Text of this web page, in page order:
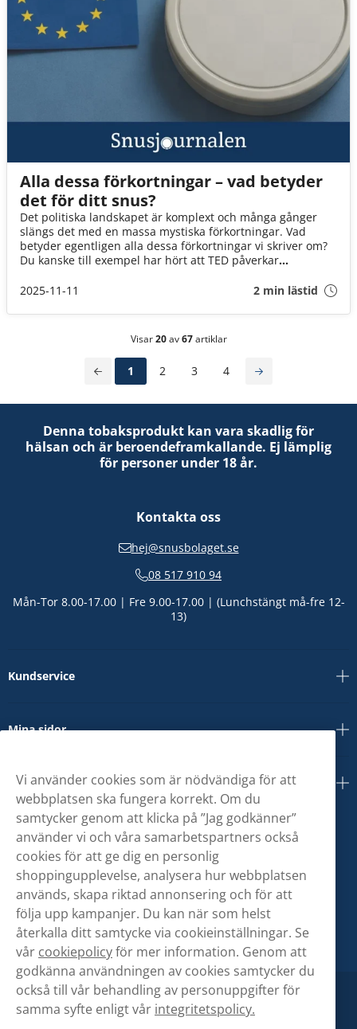
Alla dessa förkortningar – vad betyder
det för ditt snus?
Det politiska landskapet är komplext och många gånger
slängs det med en massa mystiska förkortningar. Vad
betyder egentligen alla dessa förkortningar vi skriver om?
Du kanske till exempel har hört att TED påverkar
påsar? Här kommer en guide som gör dig till en lagom
2025-11-11 2 min lästid
Visar20av67artiklar
1 2 3 4
Denna tobaksprodukt kan vara skadlig för
hälsan och är beroendeframkallande. Ej lämplig
för personer under 18 år.
Kontakta oss
hej@snusbolaget.se
08 517 910 94
Mån-Tor 8.00-17.00 | Fre 9.00-17.00 | (Lunchstängt må-fre 12-
13)
Kundservice
Mina sidor
Om oss
Vi använder cookies som är nödvändiga för att
webbplatsen ska fungera korrekt. Om du
samtycker genom att klicka på ”Jag godkänner”
använder vi och våra samarbetspartners också
cookies för att ge dig en personlig
shoppingupplevelse, analysera hur webbplatsen
används, skapa riktad annonsering och för att
följa upp kampanjer. Du kan när som helst
återkalla ditt samtycke via cookieinställningar. Se
vår cookiepolicyför mer information. Genom att
godkänna användningen av cookies samtycker du
också till vår behandling av personuppgifter för
samma syfte enligt vår integritetspolicy.